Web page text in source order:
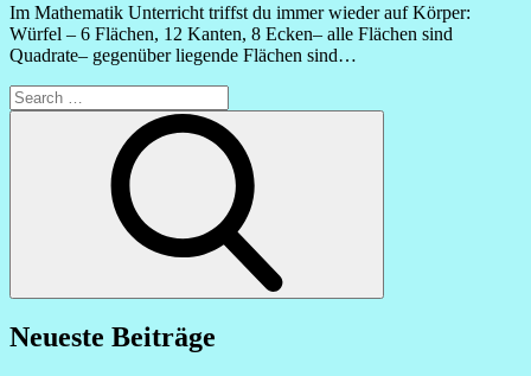
Im Mathematik Unterricht triffst du immer wieder auf Körper:
Würfel – 6 Flächen, 12 Kanten, 8 Ecken– alle Flächen sind
Quadrate– gegenüber liegende Flächen sind…
Search
for:
Neueste Beiträge